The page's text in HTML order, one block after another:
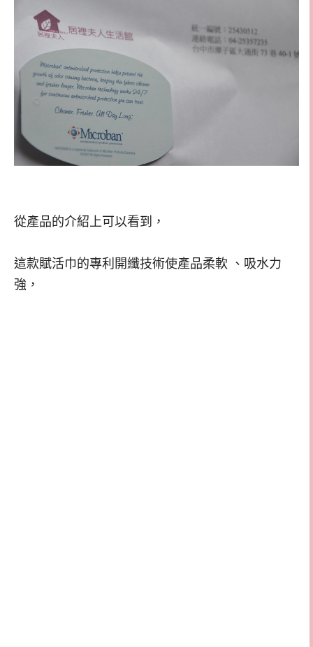
從產品的介紹上可以看到，
這款賦活巾的專利開纖技術使產品柔軟 、吸水力
強，